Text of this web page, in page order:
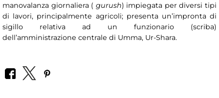
manovalanza giornaliera ( gurush) impiegata per diversi tipi
di lavori, principalmente agricoli; presenta un’impronta di
sigillo relativa ad un funzionario (scriba)
dell’amministrazione centrale di Umma, Ur-Shara.